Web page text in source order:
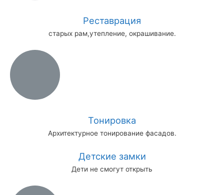
Реставрация
старых рам,утепление, окрашивание.
Тонировка
Архитектурное тонирование фасадов.
Детские замки
Дети не смогут открыть